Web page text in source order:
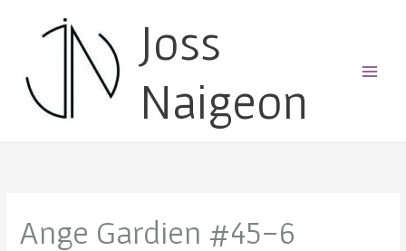
Joss
Naigeon
Ange Gardien #45-6